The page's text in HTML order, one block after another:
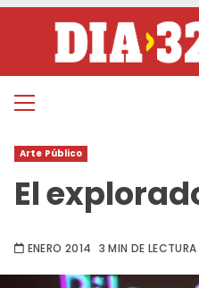
contenido
Menú
Arte Público
El
ENERO 2014 3 MIN DE LECTURA